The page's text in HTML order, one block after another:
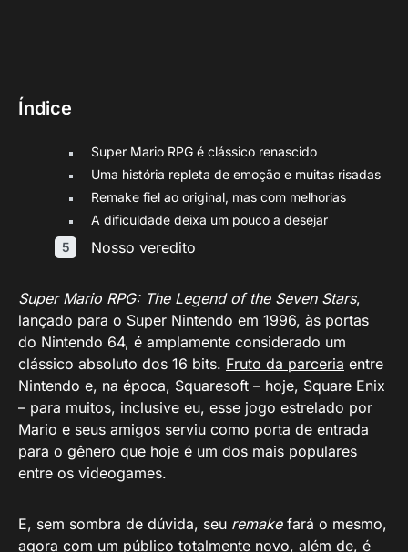
Índice
Super Mario RPG é clássico renascido
Uma história repleta de emoção e muitas risadas
Remake fiel ao original, mas com melhorias
A dificuldade deixa um pouco a desejar
Nosso veredito
Super Mario RPG: The Legend of the Seven Stars,
lançado para o Super Nintendo em 1996, às portas
do Nintendo 64, é amplamente considerado um
clássico absoluto dos 16 bits. Fruto da parceria entre
Nintendo e, na época, Squaresoft – hoje, Square Enix
– para muitos, inclusive eu, esse jogo estrelado por
Mario e seus amigos serviu como porta de entrada
para o gênero que hoje é um dos mais populares
entre os videogames.
E, sem sombra de dúvida, seu remake fará o mesmo,
agora com um público totalmente novo, além de, é